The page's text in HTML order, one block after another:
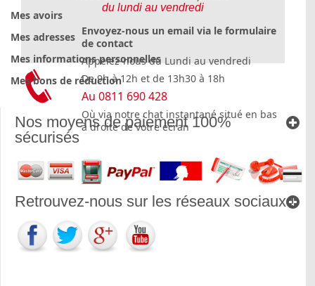
du lundi au vendredi
Envoyez-nous un email via le formulaire
de contact
Appelez-nous du Lundi au vendredi
De 9h à 12h et de 13h30 à 18h
Au 0811 690 428
Où via notre chat instantané situé en bas
à droite de votre écran
Mes avoirs
Mes adresses
Mes informations personnelles
Mes bons de réduction
Nos moyens de paiement 100%
sécurisés
Retrouvez-nous sur les réseaux sociaux !